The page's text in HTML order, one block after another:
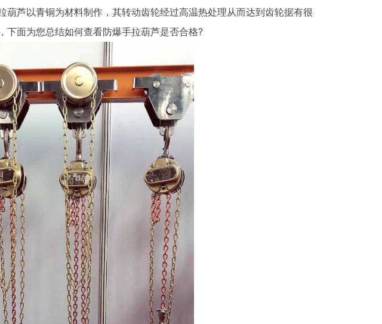
葫芦以青铜为材料制作，其转动齿轮经过高温热处理从而达到齿轮据有很
下面为您总结如何查看防爆手拉葫芦是否合格?